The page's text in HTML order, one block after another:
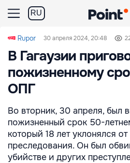
RU
Rupor 30 апреля 2024, 20:48
В Гагаузии
пожизненному
ОПГ
Во вторник, 30 апреля, был
пожизненный срок 50-
который 18 лет уклонялся
преследования. Он был
убийстве и других